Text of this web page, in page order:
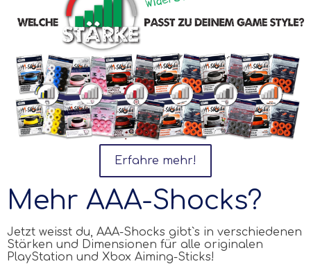
Erfahre mehr!
Mehr AAA-Shocks?
Jetzt weisst du, AAA-Shocks gibt`s in verschiedenen
Stärken und Dimensionen für alle originalen
PlayStation und Xbox Aiming-Sticks!